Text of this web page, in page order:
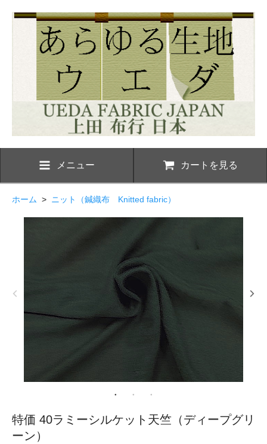
メニュー カートを見る
ホーム > ニット（鍼織布 Knitted fabric）
特価 40ラミーシルケット天竺（ディープグリ
ーン）